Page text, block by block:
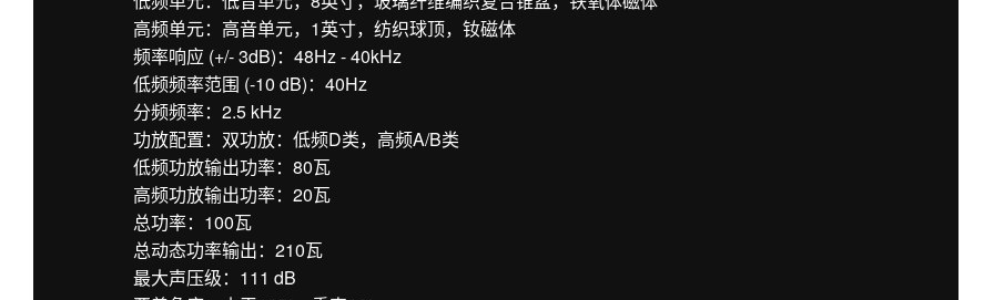
高频单元：高音单元，1英寸，纺织球顶，钕磁体
频率响应 (+/- 3dB)：48Hz - 40kHz
低频频率范围 (-10 dB)：40Hz
分频频率：2.5 kHz
功放配置：双功放：低频D类，高频A/B类
低频功放输出功率：80瓦
高频功放输出功率：20瓦
总功率：100瓦
总动态功率输出：210瓦
最大声压级：111 dB